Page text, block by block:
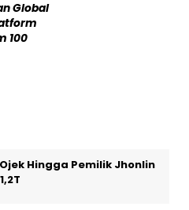
Global
100
Hingga Pemilik Jhonlin